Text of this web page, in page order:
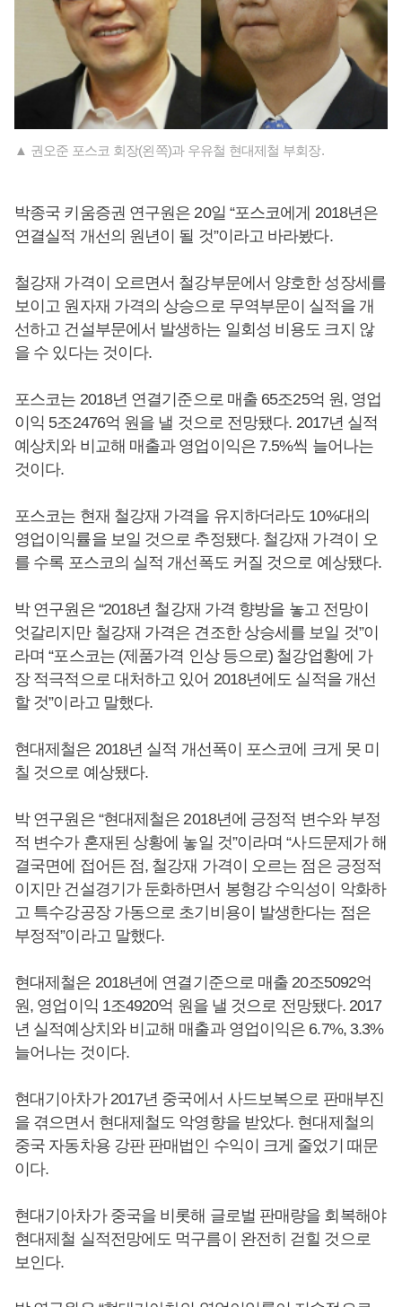
▲ 권오준 포스코 회장(왼쪽)과 우유철 현대제철 부회장.
박종국 키움증권 연구원은 20일 “포스코에게 2018년은
연결실적 개선의 원년이 될 것”이라고 바라봤다.
철강재 가격이 오르면서 철강부문에서 양호한 성장세를
보이고 원자재 가격의 상승으로 무역부문이 실적을 개
선하고 건설부문에서 발생하는 일회성 비용도 크지 않
을 수 있다는 것이다.
포스코는 2018년 연결기준으로 매출 65조25억 원, 영업
이익 5조2476억 원을 낼 것으로 전망됐다. 2017년 실적
예상치와 비교해 매출과 영업이익은 7.5%씩 늘어나는
것이다.
포스코는 현재 철강재 가격을 유지하더라도 10%대의
영업이익률을 보일 것으로 추정됐다. 철강재 가격이 오
를 수록 포스코의 실적 개선폭도 커질 것으로 예상됐다.
박 연구원은 “2018년 철강재 가격 향방을 놓고 전망이
엇갈리지만 철강재 가격은 견조한 상승세를 보일 것”이
라며 “포스코는 (제품가격 인상 등으로) 철강업황에 가
장 적극적으로 대처하고 있어 2018년에도 실적을 개선
할 것”이라고 말했다.
현대제철은 2018년 실적 개선폭이 포스코에 크게 못 미
칠 것으로 예상됐다.
박 연구원은 “현대제철은 2018년에 긍정적 변수와 부정
적 변수가 혼재된 상황에 놓일 것”이라며 “사드문제가 해
결국면에 접어든 점, 철강재 가격이 오르는 점은 긍정적
이지만 건설경기가 둔화하면서 봉형강 수익성이 악화하
고 특수강공장 가동으로 초기비용이 발생한다는 점은
부정적”이라고 말했다.
현대제철은 2018년에 연결기준으로 매출 20조5092억
원, 영업이익 1조4920억 원을 낼 것으로 전망됐다. 2017
년 실적예상치와 비교해 매출과 영업이익은 6.7%, 3.3%
늘어나는 것이다.
현대기아차가 2017년 중국에서 사드보복으로 판매부진
을 겪으면서 현대제철도 악영향을 받았다. 현대제철의
중국 자동차용 강판 판매법인 수익이 크게 줄었기 때문
이다.
현대기아차가 중국을 비롯해 글로벌 판매량을 회복해야
현대제철 실적전망에도 먹구름이 완전히 걷힐 것으로
보인다.